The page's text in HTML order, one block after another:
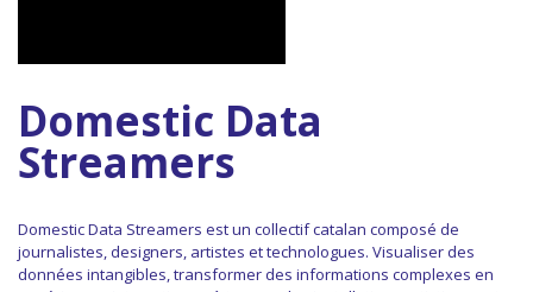
Domestic Data
Streamers
Domestic Data Streamers est un collectif catalan composé de
journalistes, designers, artistes et technologues. Visualiser des
données intangibles, transformer des informations complexes en